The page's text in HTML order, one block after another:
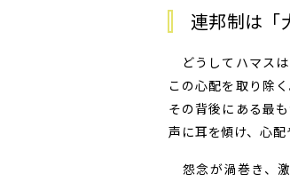
連邦制は「
どうしてハマス
この心配を取り除
その背後にある最
声に耳を傾け、心
怨念が渦巻き、